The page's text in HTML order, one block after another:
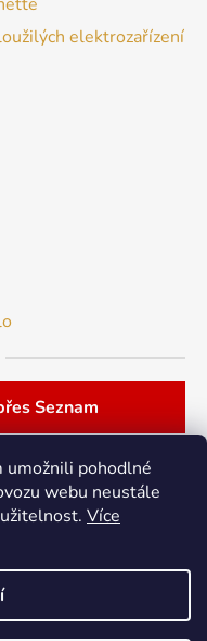
umožnili pohodlné
webu neustále
Více
elektrozařízení
Seznam